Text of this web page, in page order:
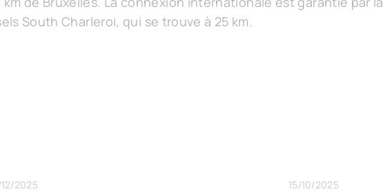
South Charleroi, qui se trouve à 25 km.
2025 15/10/2025